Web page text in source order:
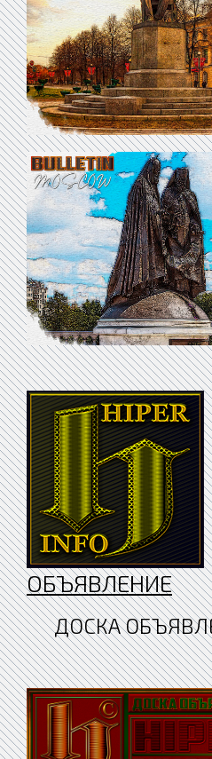
ОБЪЯВЛЕНИЕ
ДОСКА